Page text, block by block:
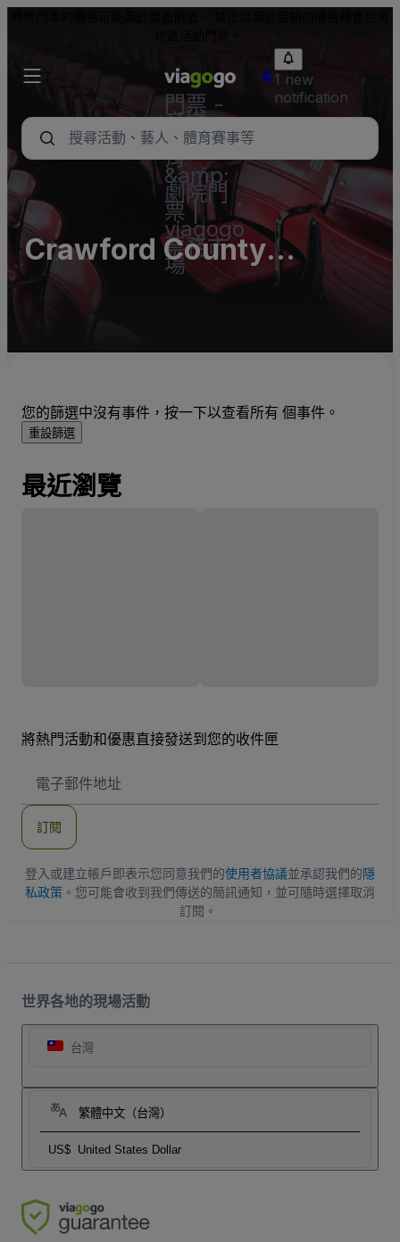
門票 -
音樂
會、體
育
&amp;
劇院門
票 |
viagogo
票務市
場
1 new
notification
Crawford County
Fairgrounds
您的篩選中沒有事件，按一下以查看所有 個事件。
重設篩選
最近瀏覽
將熱門活動和優惠直接發送到您的收件匣
子
地
訂閱
登入或建立帳戶即表示您同意我們的使用者協議並承認我們的隱
私政策 。您可能會收到我們傳送的簡訊通知，並可隨時選擇取消
訂閱。
世界各地的現場活動
台灣
繁體中文（台灣）
US$ United States Dollar